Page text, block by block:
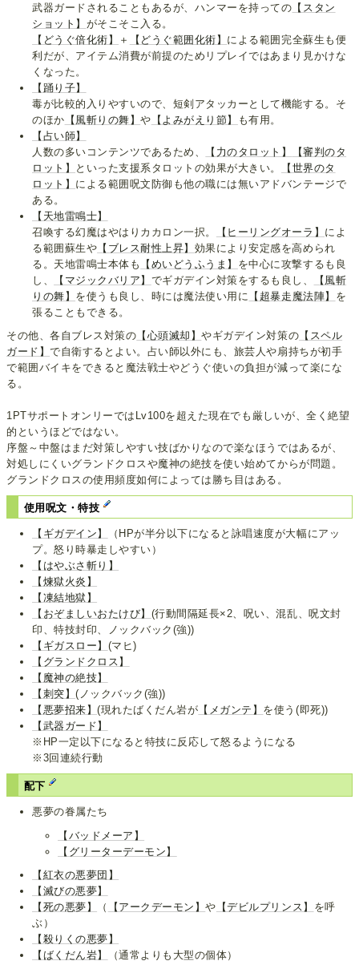
武器ガードされることもあるが、ハンマーを持っての 【スタン
ショット】 がそこそこ入る。
【どうぐ倍化術】
＋ 【どうぐ範囲化術】 による範囲完全蘇生も便
利だが、アイテム消費が前提のためリプレイではあまり見かけな
くなった。
【踊り子】
毒が比較的入りやすいので、短剣アタッカーとして機能する。そ
のほか 【風斬りの舞】や 【よみがえり節】
も有用。
【占い師】
人数の多いコンテンツであるため、
【力のタロット】
【審判のタ
ロット】
といった支援系タロットの効果が大きい。
【世界のタ
ロット】 による範囲呪文防御も他の職には無いアドバンテージで
ある。
【天地雷鳴士】
召喚する幻魔はやはりカカロン一択。
【ヒーリングオーラ】 によ
る範囲蘇生や 【ブレス耐性上昇】 効果により安定感を高められ
る。天地雷鳴士本体も
【めいどうふうま】 を中心に攻撃するも良
し、
【マジックバリア】 でギガデイン対策をするも良し、
【風斬
りの舞】 を使うも良し、時には魔法使い用に 【超暴走魔法陣】 を
張ることもできる。
その他、各自ブレス対策の 【心頭滅却】やギガデイン対策の 【スペル
ガード】で自衛するとよい。占い師以外にも、旅芸人や扇持ちが初手
で範囲バイキをできると魔法戦士やどうぐ使いの負担が減って楽にな
る。
1PTサポートオンリーではLv100を超えた現在でも厳しいが、全く絶望
的というほどではない。
序盤～中盤はまだ対策しやすい技ばかりなので楽なほうではあるが、
対処しにくいグランドクロスや魔神の絶技を使い始めてからが問題。
グランドクロスの使用頻度如何によっては勝ち目はある。
使用呪文・特技
【ギガデイン】
（HPが半分以下になると詠唱速度が大幅にアッ
プ。怒り時暴走しやすい）
【はやぶさ斬り】
【煉獄火炎】
【凍結地獄】
【おぞましいおたけび】 (行動間隔延長×2、呪い、混乱、呪文封
印、特技封印、ノックバック(強))
【ギガスロー】 (マヒ)
【グランドクロス】
【魔神の絶技】
【刺突】(ノックバック(強))
【悪夢招来】(現れたばくだん岩が 【メガンテ】 を使う(即死))
【武器ガード】
※HP一定以下になると特技に反応して怒るようになる
※3回連続行動
配下
悪夢の眷属たち
【バッドメーア】
【グリーターデーモン】
【紅衣の悪夢団】
【滅びの悪夢】
【死の悪夢】
（ 【アークデーモン】や 【デビルプリンス】 を呼
ぶ）
【殺りくの悪夢】
【ばくだん岩】
（通常よりも大型の個体）